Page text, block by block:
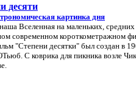
десяти
картинка дня
Вселенная на маленьких,
современном короткометражном
"Степени десятки" был создан в
С коврика для пикника возле